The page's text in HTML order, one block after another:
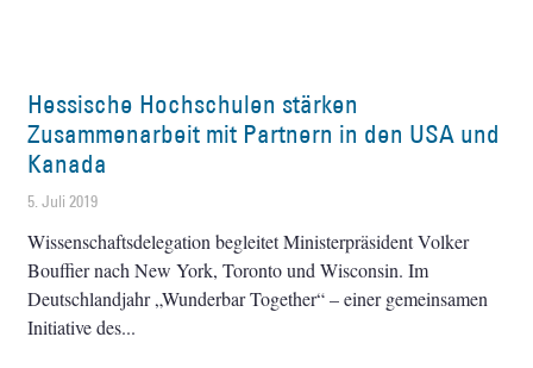
Hessische Hochschulen stärken
Zusammenarbeit mit Partnern in den USA und
Kanada
5. Juli 2019
Wissenschaftsdelegation begleitet Ministerpräsident Volker
Bouffier nach New York, Toronto und Wisconsin. Im
Deutschlandjahr „Wunderbar Together“ – einer gemeinsamen
Initiative des